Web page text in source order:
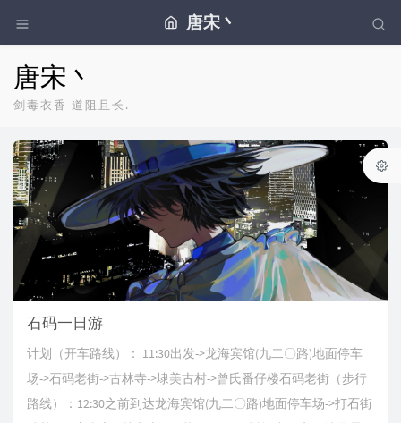
唐宋丶
唐宋丶
剑毒衣香 道阻且长.
石码一日游
计划（开车路线）： 11:30出发->龙海宾馆(九二〇路)地面停车
场->石码老街->古林寺->埭美古村->曾氏番仔楼石码老街（步行
路线）：12:30之前到达龙海宾馆(九二〇路)地面停车场->打石街